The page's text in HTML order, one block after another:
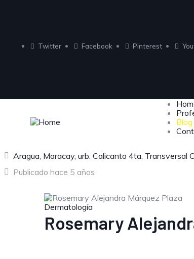
Twitter Facebook Pinterest
Blog
Aragua, Maracay, urb. Calicanto 4ta.
Publicado hace 5 años
Dermatología
Rosemary